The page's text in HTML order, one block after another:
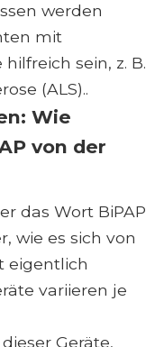
werden
mit
sein, z. B.
(ALS)..
Wie
von der
das Wort BiPAP
wie es sich von
eigentlich
variieren je
Geräte,